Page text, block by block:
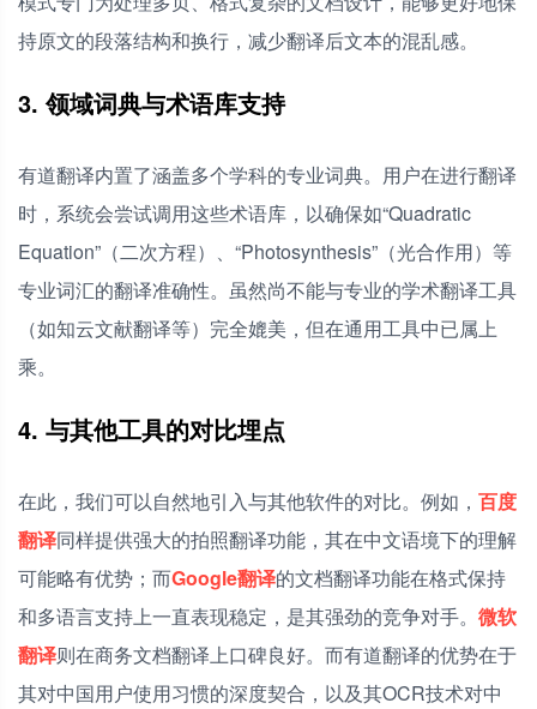
持原文的段落结构和换行，减少翻译后文本的混乱感。
3. 领域词典与术语库支持
有道翻译内置了涵盖多个学科的专业词典。用户在进行翻译
时，系统会尝试调用这些术语库，以确保如“Quadratic
Equation”（二次方程）、“Photosynthesis”（光合作用）等
专业词汇的翻译准确性。虽然尚不能与专业的学术翻译工具
（如知云文献翻译等）完全媲美，但在通用工具中已属上
乘。
4. 与其他工具的对比埋点
在此，我们可以自然地引入与其他软件的对比。例如， 百度
翻译同样提供强大的拍照翻译功能，其在中文语境下的理解
可能略有优势；而Google翻译的文档翻译功能在格式保持
和多语言支持上一直表现稳定，是其强劲的竞争对手。 微软
翻译则在商务文档翻译上口碑良好。而有道翻译的优势在于
其对中国用户使用习惯的深度契合，以及其OCR技术对中